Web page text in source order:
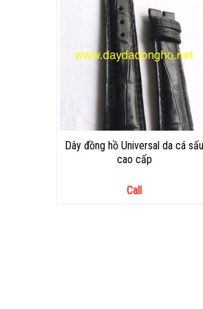
Dây đồng hồ Universal da cá sấu
cao cấp
Call